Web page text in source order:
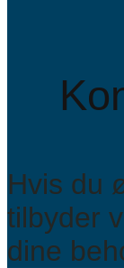
Hvis du
tilbyder
dine